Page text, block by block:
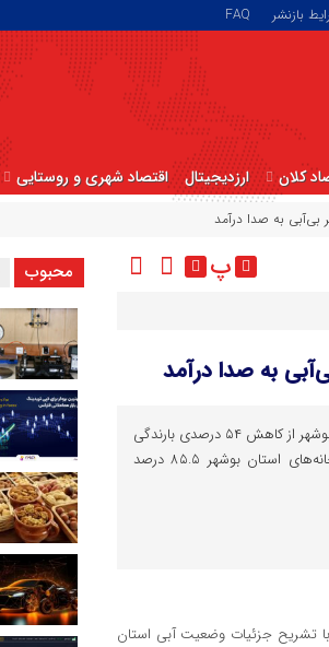
بازنشر FAQ
کلان ارزدیجیتال اقتصاد شهری و روستایی
‌به صدا درآمد
پ
‌به صدا درآمد
مدیرعامل شرکت آب منطقه‌ای استان بوشهر از کاهش ۵۴ درصدی بارندگی
در استان خبر داد و گفت: آورد رودخانه‌های استان بوشهر ۸۵.۵ درصد
تشریح جزئیات وضعیت آبی استان
محبوب